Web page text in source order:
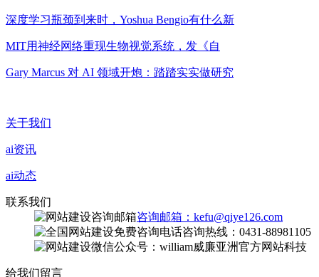
深度学习瓶颈到来时，Yoshua Bengio有什么新
MIT用神经网络重现生物视觉系统，发《自
Gary Marcus 对 AI 领域开炮：踏踏实实做研究
关于我们
ai资讯
ai动态
联系我们
咨询邮箱：kefu@qiye126.com
咨询热线：0431-88981105
微信公众号：william威廉亚洲官方网站科技
给我们留言